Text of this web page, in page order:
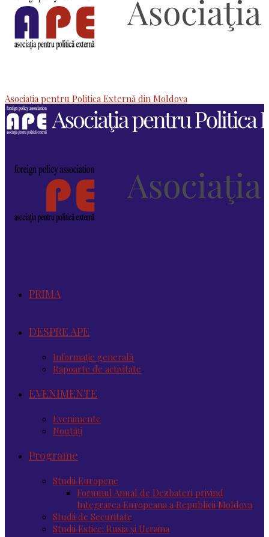
Asociaţia pentru Politica Externă din Moldova
PRIMA
DESPRE APE
Informație generală
Rapoarte de activitate
EVENIMENTE
Evenimente
Noutăţi
Programe
Studii Europene
Forumul Anual de Dezbateri privind
Integrarea Europeana a Republicii Moldova
Studii de Securitate
Studii Estice: Rusia și Ucraina